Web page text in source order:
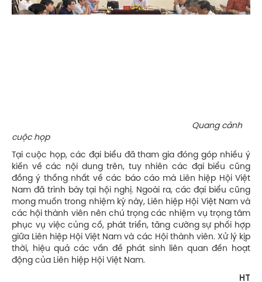
Quang cảnh
cuộc họp
Tại cuộc họp, các đại biểu đã tham gia đóng góp nhiều ý
kiến về các nội dung trên, tuy nhiên các đại biểu cũng
đồng ý thống nhất về các báo cáo mà Liên hiệp Hội Việt
Nam đã trình bày tại hội nghị. Ngoài ra, các đại biểu cũng
mong muốn trong nhiệm kỳ này, Liên hiệp Hội Việt Nam và
các hội thành viên nên chú trọng các nhiệm vụ trọng tâm
phục vụ việc củng cố, phát triển, tăng cường sự phối hợp
giữa Liên hiệp Hội Việt Nam và các Hội thành viên. Xử lý kịp
thời, hiệu quả các vấn đề phát sinh liên quan đến hoạt
động của Liên hiệp Hội Việt Nam.
HT